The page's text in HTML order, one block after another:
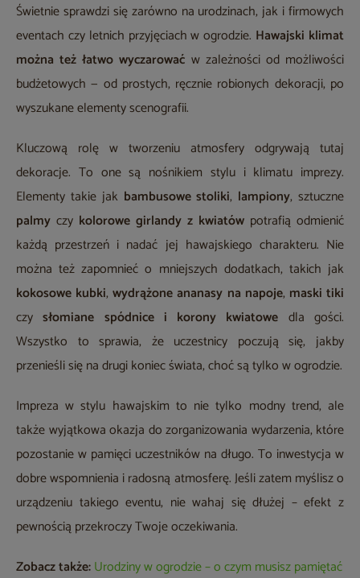
Świetnie sprawdzi się zarówno na urodzinach, jak i firmowych
eventach czy letnich przyjęciach w ogrodzie. Hawajski klimat
można też łatwo wyczarować w zależności od możliwości
budżetowych — od prostych, ręcznie robionych dekoracji, po
wyszukane elementy scenografii.
Kluczową rolę w tworzeniu atmosfery odgrywają tutaj
dekoracje. To one są nośnikiem stylu i klimatu imprezy.
Elementy takie jak bambusowe stoliki, lampiony, sztuczne
palmy czy kolorowe girlandy z kwiatów potrafią odmienić
każdą przestrzeń i nadać jej hawajskiego charakteru. Nie
można też zapomnieć o mniejszych dodatkach, takich jak
kokosowe kubki,wydrążone ananasy na napoje, maski tiki
czysłomiane spódnice i korony kwiatowe dla gości.
Wszystko to sprawia, że uczestnicy poczują się, jakby
przenieśli się na drugi koniec świata, choć są tylko w ogrodzie.
Impreza w stylu hawajskim to nie tylko modny trend, ale
także wyjątkowa okazja do zorganizowania wydarzenia, które
pozostanie w pamięci uczestników na długo. To inwestycja w
dobre wspomnienia i radosną atmosferę. Jeśli zatem myślisz o
urządzeniu takiego eventu, nie wahaj się dłużej – efekt z
pewnością przekroczy Twoje oczekiwania.
Zobacz także:Urodziny w ogrodzie – o czym musisz pamiętać